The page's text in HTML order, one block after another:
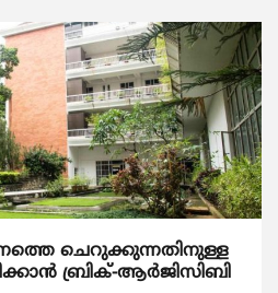
ചെറുക്കുന്നതിനുള്ള
ബ്രിക്-ആര്‍ജിസിബി